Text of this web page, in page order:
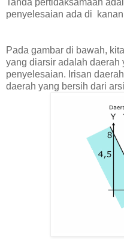
penyelesaian ada di
Pada gambar di bawah,
yang diarsir adalah daerah
penyelesaian. Irisan
daerah yang bersih dari